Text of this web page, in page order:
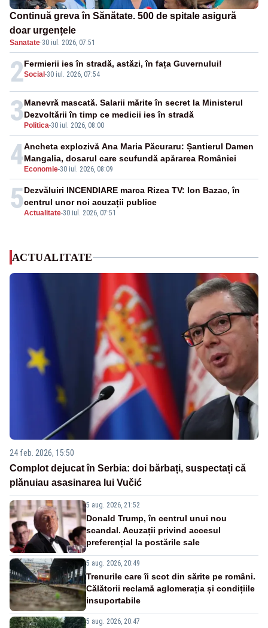
Continuă greva în Sănătate. 500 de spitale asigură
doar urgențele
Sanatate·30 iul. 2026, 07:51
2Social -30 iul. 2026, 07:54
Fermierii ies în stradă, astăzi, în fața Guvernului!
3 Politica-30 iul. 2026, 08:00
Manevră mascată. Salarii mărite în secret la Ministerul
Dezvoltării în timp ce medicii ies în stradă
4 Economie-30 iul. 2026, 08:09
Ancheta explozivă Ana Maria Păcuraru: Șantierul Damen
Mangalia, dosarul care scufundă apărarea României
5Actualitate-30 iul. 2026, 07:51
Dezvăluiri INCENDIARE marca Rizea TV: Ion Bazac, în
centrul unor noi acuzații publice
ACTUALITATE
24 feb. 2026, 15:50
Complot dejucat în Serbia: doi bărbați, suspectați că
plănuiau asasinarea lui Vučić
5 aug. 2026, 21:52
Donald Trump, în centrul unui nou
scandal. Acuzații privind accesul
preferențial la postările sale
5 aug. 2026, 20:49
Trenurile care îi scot din sărite pe români.
Călătorii reclamă aglomerația și condițiile
insuportabile
5 aug. 2026, 20:47